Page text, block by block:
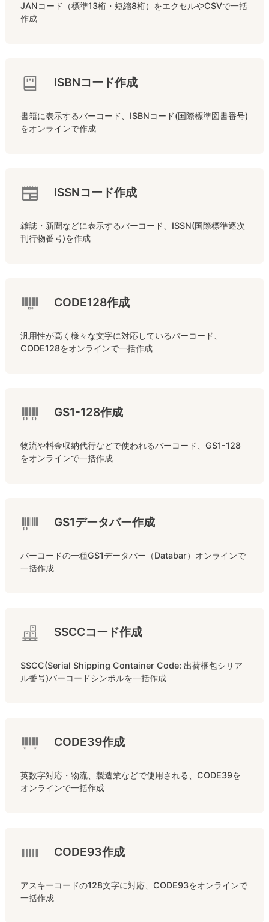
JANコード（標準13桁・短縮8桁）をエクセルやCSVで一括
作成
ISBNコード作成
書籍に表示するバーコード、ISBNコード(国際標準図書番号)
をオンラインで作成
ISSNコード作成
雑誌・新聞などに表示するバーコード、ISSN(国際標準逐次
刊行物番号)を作成
CODE128作成
汎用性が高く様々な文字に対応しているバーコード、
CODE128をオンラインで一括作成
GS1-128作成
物流や料金収納代行などで使われるバーコード、GS1-128
をオンラインで一括作成
GS1データバー作成
バーコードの一種GS1データバー（Databar）オンラインで
一括作成
SSCCコード作成
SSCC(Serial Shipping Container Code: 出荷梱包シリア
ル番号)バーコードシンボルを一括作成
CODE39作成
英数字対応・物流、製造業などで使用される、CODE39を
オンラインで一括作成
CODE93作成
アスキーコードの128文字に対応、CODE93をオンラインで
一括作成